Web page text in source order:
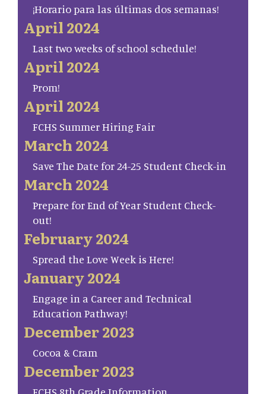
¡Horario para las últimas dos semanas!
April 2024
Last two weeks of school schedule!
April 2024
Prom!
April 2024
FCHS Summer Hiring Fair
March 2024
Save The Date for 24-25 Student Check-in
March 2024
Prepare for End of Year Student Check-
out!
February 2024
Spread the Love Week is Here!
January 2024
Engage in a Career and Technical
Education Pathway!
December 2023
Cocoa & Cram
December 2023